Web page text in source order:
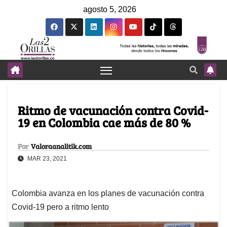
agosto 5, 2026
Ritmo de vacunación contra Covid-
19 en Colombia cae más de 80 %
Por Valoraanalitik.com
MAR 23, 2021
Colombia avanza en los planes de vacunación contra
Covid-19 pero a ritmo lento